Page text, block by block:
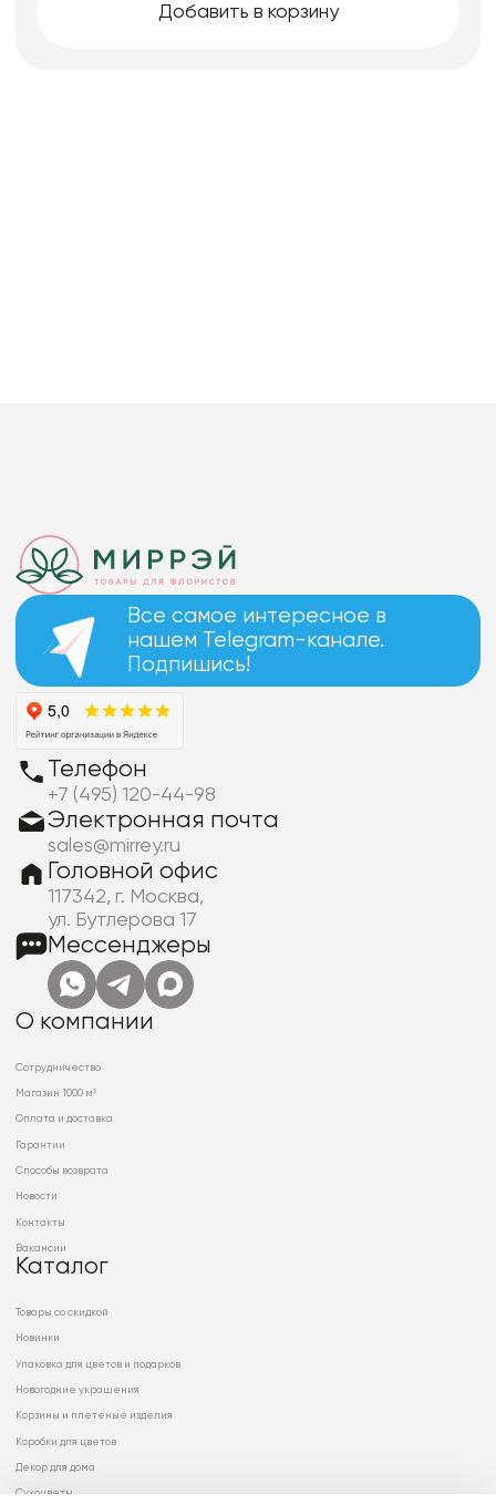
Добавить в корзину
Все самое интересное в
нашем Telegram-канале.
Подпишись!
Телефон
+7 (495) 120-44-98
Электронная почта
sales@mirrey.ru
Головной офис
117342, г. Москва,
ул. Бутлерова 17
Мессенджеры
О компании
Сотрудничество
Магазин 1000 м²
Оплата и доставка
Гарантии
Способы возврата
Новости
Контакты
Вакансии
Каталог
Товары со скидкой
Новинки
Упаковка для цветов и подарков
Новогодние украшения
Корзины и плетеные изделия
Коробки для цветов
Декор для дома
Сухоцветы